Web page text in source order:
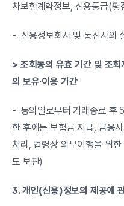
차보험계약정보, 신용등급(
-  신용정보회사 및 통신사의
> 조회동의 유효 기간 및 조
의 보유·이용 기간
-  동의일로부터 거래종료 후
한 후에는 보험금 지급, 금융
처리, 법령상 의무이행을 위
도 보관)
3. 개인(신용)정보의 제공에